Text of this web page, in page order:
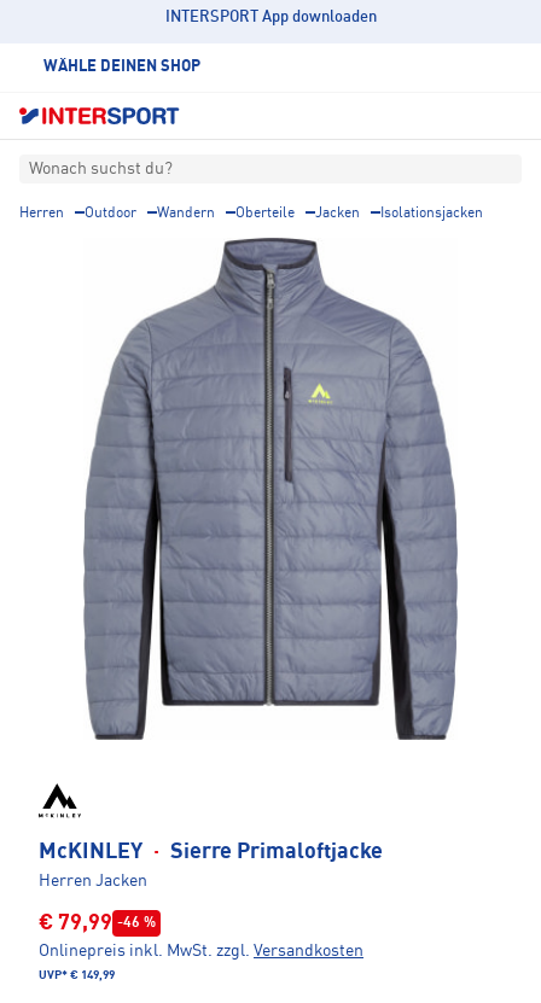
INTERSPORT App downloaden
WÄHLE DEINEN SHOP
Wonach suchst du?
Herren Outdoor Wandern Oberteile Jacken Isolationsjacken
McKINLEY · Sierre Primaloftjacke
Herren Jacken
€ 79,99 -46 %
Onlinepreis inkl. MwSt. zzgl. Versandkosten
UVP* € 149,99